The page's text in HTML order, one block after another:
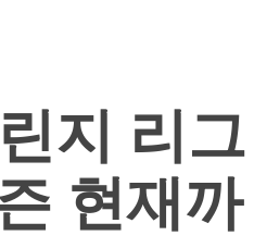
지 리그
현재까